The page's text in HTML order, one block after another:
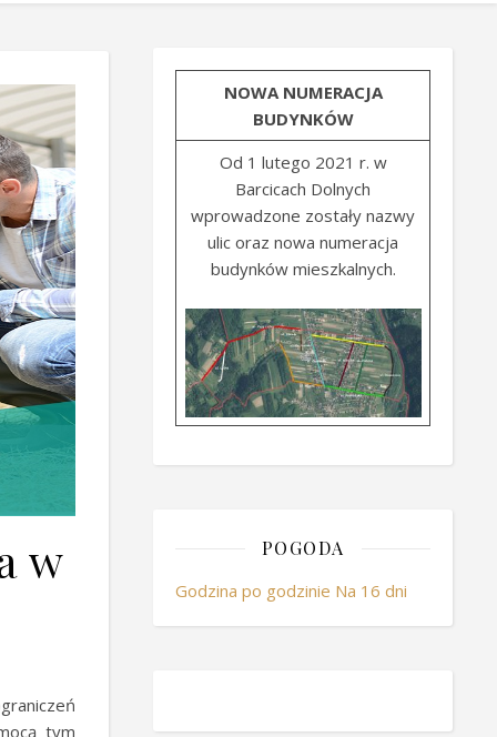
w
tym
NOWA NUMERACJA
BUDYNKÓW
Od 1 lutego 2021 r. w
Barcicach Dolnych
wprowadzone zostały nazwy
ulic oraz nowa numeracja
budynków mieszkalnych.
POGODA
Godzina po godzinie Na 16 dni